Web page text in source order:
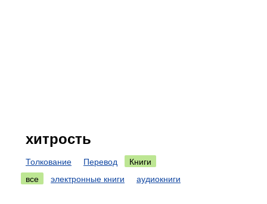
хитрость
Толкование Перевод
Книги
все
электронные книги аудиокниги